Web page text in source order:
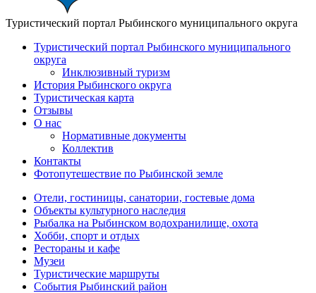
Туристический портал Рыбинского муниципального округа
Туристический портал Рыбинского муниципального
округа
Инклюзивный туризм
История Рыбинского округа
Туристическая карта
Отзывы
О нас
Нормативные документы
Коллектив
Контакты
Фотопутешествие по Рыбинской земле
Отели, гостиницы, санатории, гостевые дома
Объекты культурного наследия
Рыбалка на Рыбинском водохранилище, охота
Хобби, спорт и отдых
Рестораны и кафе
Музеи
Туристические маршруты
События Рыбинский район